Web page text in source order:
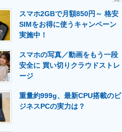
マーケ×ITの今がよく分かる
建設×テクノロジーの最前線
- PR -
スマホ2GBで月額850円～ 格安
SIMをお得に使うキャンペーン
実施中！
スマホの写真／動画をもう一段
安全に 買い切りクラウドストレ
ージ
重量約999g、最新CPU搭載のビ
ジネスPCの実力は？